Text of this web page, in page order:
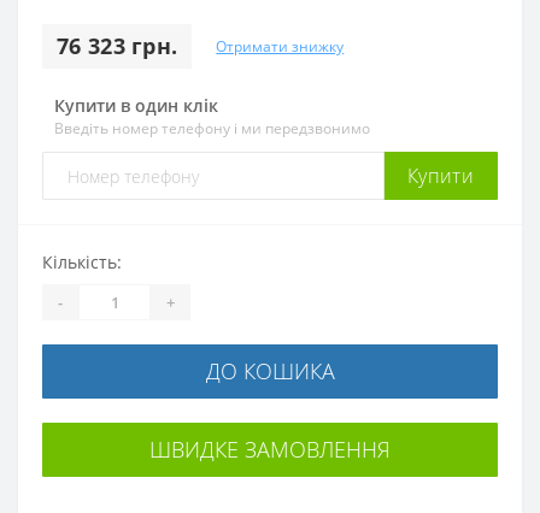
76 323 грн. Отримати знижку
Купити в один клік
Введіть номер телефону і ми передзвонимо
Купити
Кількість:
- +
ДО КОШИКА
ШВИДКЕ ЗАМОВЛЕННЯ